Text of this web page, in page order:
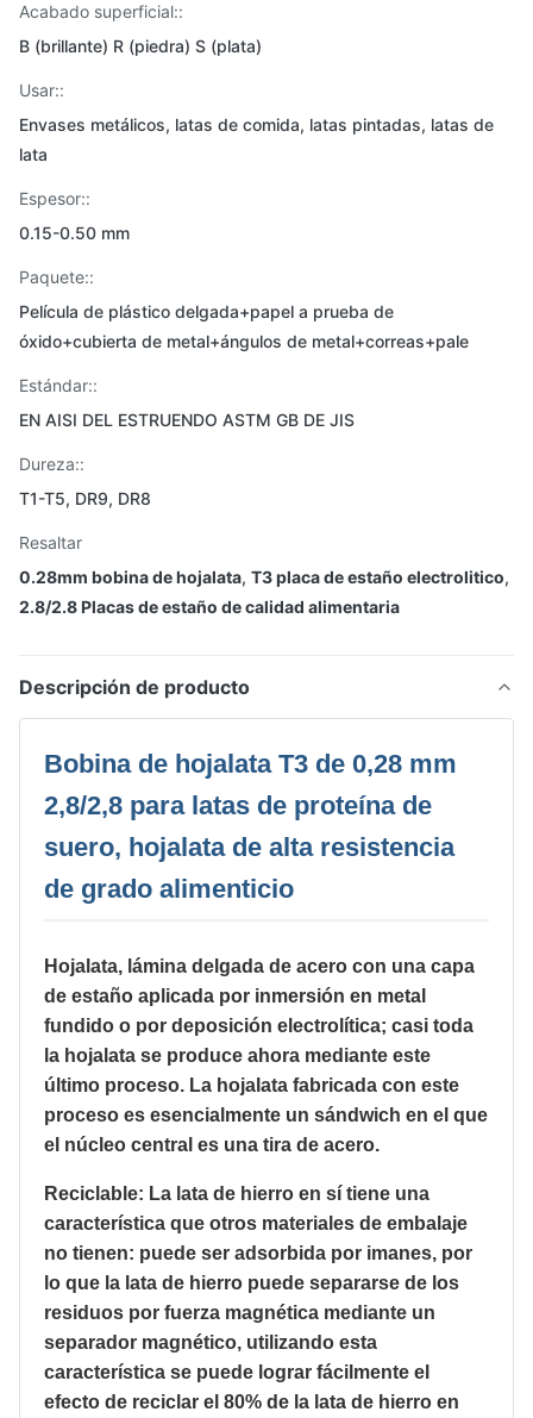
Acabado superficial::
B (brillante) R (piedra) S (plata)
Usar::
Envases metálicos, latas de comida, latas pintadas, latas de
lata
Espesor::
0.15-0.50 mm
Paquete::
Película de plástico delgada+papel a prueba de
óxido+cubierta de metal+ángulos de metal+correas+pale
Estándar::
EN AISI DEL ESTRUENDO ASTM GB DE JIS
Dureza::
T1-T5, DR9, DR8
Resaltar
0.28mm bobina de hojalata, T3 placa de estaño electrolitico,
2.8/2.8 Placas de estaño de calidad alimentaria
Descripción de producto
Bobina de hojalata T3 de 0,28 mm
2,8/2,8 para latas de proteína de
suero, hojalata de alta resistencia
de grado alimenticio
Hojalata, lámina delgada de acero con una capa
de estaño aplicada por inmersión en metal
fundido o por deposición electrolítica; casi toda
la hojalata se produce ahora mediante este
último proceso. La hojalata fabricada con este
proceso es esencialmente un sándwich en el que
el núcleo central es una tira de acero.
Reciclable: La lata de hierro en sí tiene una
característica que otros materiales de embalaje
no tienen: puede ser adsorbida por imanes, por
lo que la lata de hierro puede separarse de los
residuos por fuerza magnética mediante un
separador magnético, utilizando esta
característica se puede lograr fácilmente el
efecto de reciclar el 80% de la lata de hierro en